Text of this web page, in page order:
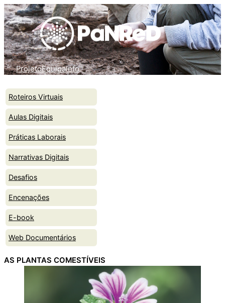
Skip
to
content
ProjetoEquipaInfo
Roteiros Virtuais
Aulas Digitais
Práticas Laborais
Narrativas Digitais
Desafios
Encenações
E-book
Web Documentários
AS PLANTAS COMESTÍVEIS